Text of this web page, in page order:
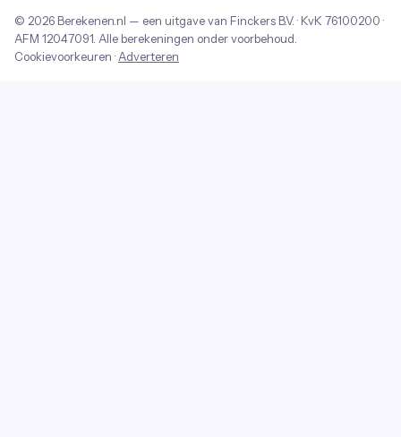
© 2026 Berekenen.nl — een uitgave van Finckers B.V. · KvK 76100200 ·
AFM 12047091 . Alle berekeningen onder voorbehoud.
Cookievoorkeuren · Adverteren